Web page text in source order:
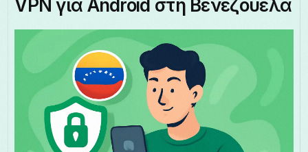
VPN για Android στη Βενεζουέλα